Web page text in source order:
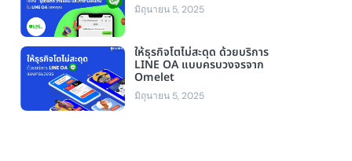
มิถุนายน 5, 2025
ให้ธุรกิจโตไม่สะดุด ด้วยบริการ
LINE OA แบบครบวงจรจาก
Omelet
มิถุนายน 5, 2025